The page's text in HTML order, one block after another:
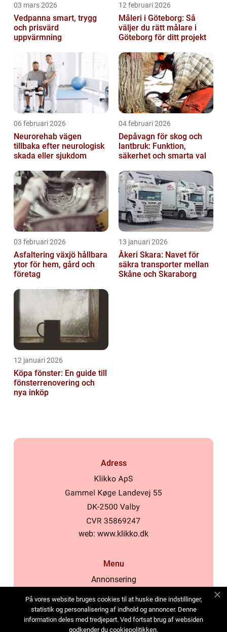
03 mars 2026
Vedpanna smart, trygg
och prisvärd
uppvärmning
12 februari 2026
Måleri i Göteborg: Så
väljer du rätt målare i
Göteborg för ditt projekt
06 februari 2026
Neurorehab vägen
tillbaka efter neurologisk
skada eller sjukdom
04 februari 2026
Depåvagn för skog och
lantbruk: Funktion,
säkerhet och smarta val
03 februari 2026
Asfaltering växjö hållbara
ytor för hem, gård och
företag
13 januari 2026
Åkeri Skara: Navet för
säkra transporter mellan
Skåne och Skaraborg
12 januari 2026
Köpa fönster: En guide till
fönsterrenovering och
nya inköp
Adress
web: www.klikko.dk
Menu
Annonsering
Cookies
Kontakta oss
På vores website bruges cookies til at huske dine indstillinger,
statistik og personalisering af indhold og annoncer. Denne
information deles med tredjepart. Ved fortsat brug af websiden
godkender du cookiepolitikken.